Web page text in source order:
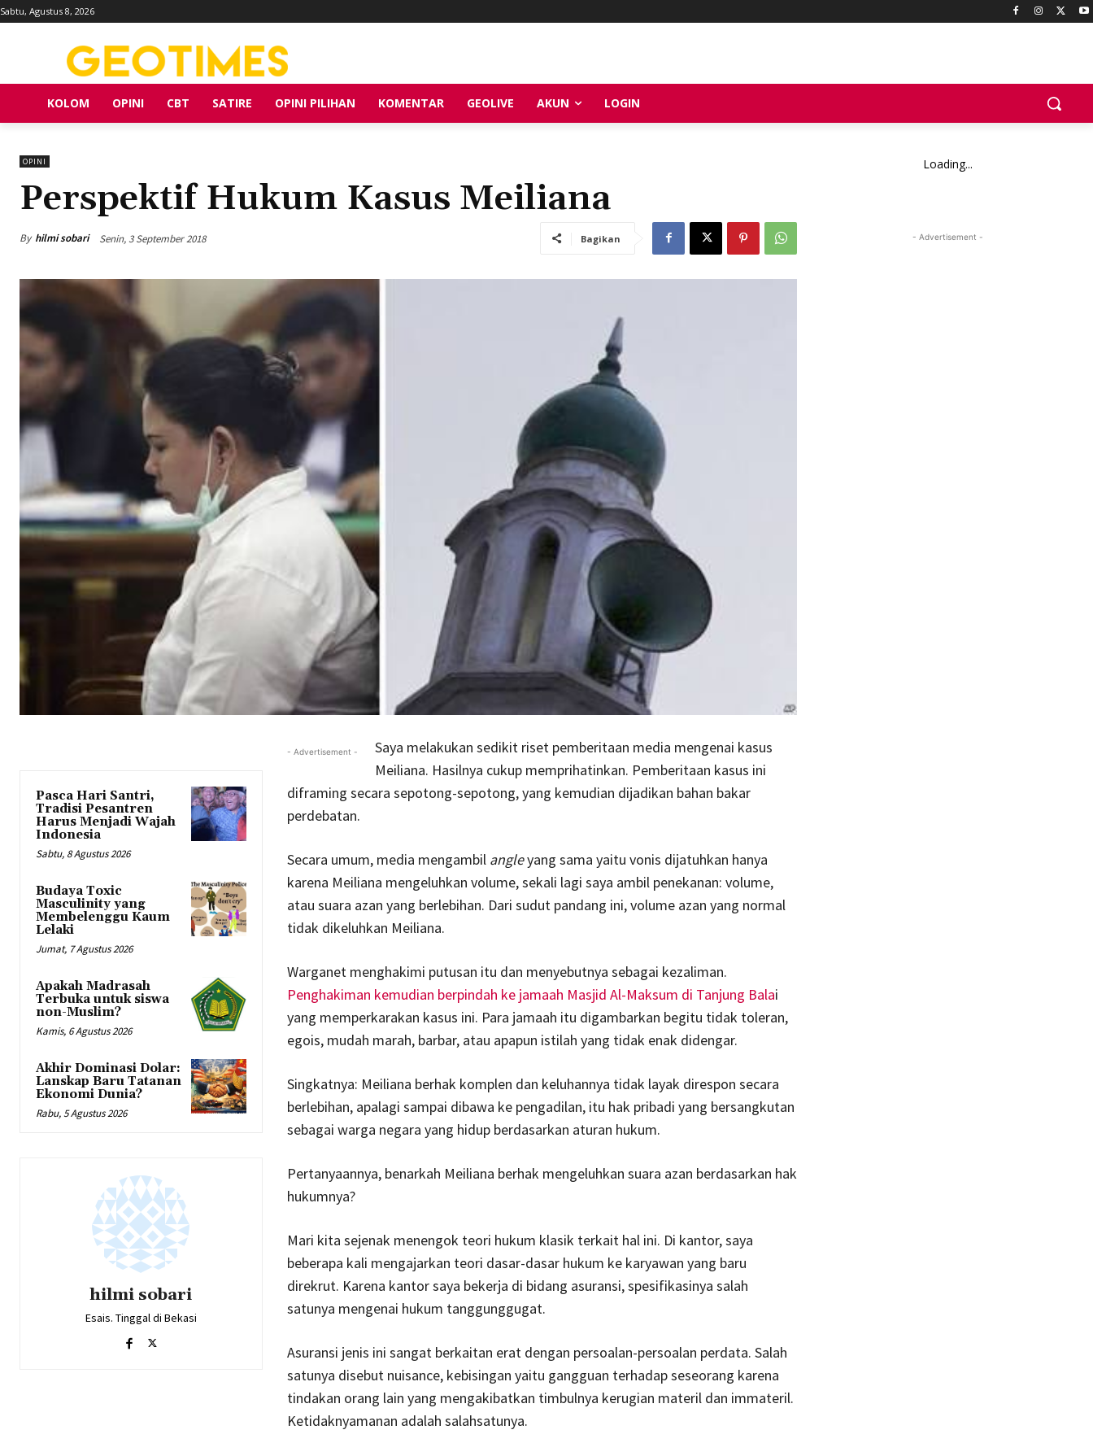
Sabtu, Agustus 8, 2026
KOLOM OPINI CBT SATIRE OPINI PILIHAN KOMENTAR GEOLIVE AKUN LOGIN
OPINI
Perspektif Hukum Kasus Meiliana
By hilmi sobari Senin, 3 September 2018 Bagikan
Pasca Hari Santri,
Tradisi Pesantren
Harus Menjadi Wajah
Indonesia
Sabtu, 8 Agustus 2026
Budaya Toxic
Masculinity yang
Membelenggu Kaum
Lelaki
Jumat, 7 Agustus 2026
Apakah Madrasah
Terbuka untuk siswa
non-Muslim?
Kamis, 6 Agustus 2026
Akhir Dominasi Dolar:
Lanskap Baru Tatanan
Ekonomi Dunia?
Rabu, 5 Agustus 2026
hilmi sobari
Esais. Tinggal di Bekasi
- Advertisement -
Saya melakukan sedikit riset pemberitaan media mengenai kasus
Meiliana. Hasilnya cukup memprihatinkan. Pemberitaan kasus ini
diframing secara sepotong-sepotong, yang kemudian dijadikan bahan bakar
perdebatan.
Secara umum, media mengambil angleyang sama yaitu vonis dijatuhkan hanya
karena Meiliana mengeluhkan volume, sekali lagi saya ambil penekanan: volume,
atau suara azan yang berlebihan. Dari sudut pandang ini, volume azan yang normal
tidak dikeluhkan Meiliana.
Warganet menghakimi putusan itu dan menyebutnya sebagai kezaliman.
Penghakiman kemudian berpindah ke jamaah Masjid Al-Maksum di Tanjung Balai
yang memperkarakan kasus ini. Para jamaah itu digambarkan begitu tidak toleran,
egois, mudah marah, barbar, atau apapun istilah yang tidak enak didengar.
Singkatnya: Meiliana berhak komplen dan keluhannya tidak layak direspon secara
berlebihan, apalagi sampai dibawa ke pengadilan, itu hak pribadi yang bersangkutan
sebagai warga negara yang hidup berdasarkan aturan hukum.
Pertanyaannya, benarkah Meiliana berhak mengeluhkan suara azan berdasarkan hak
hukumnya?
Mari kita sejenak menengok teori hukum klasik terkait hal ini. Di kantor, saya
beberapa kali mengajarkan teori dasar-dasar hukum ke karyawan yang baru
direkrut. Karena kantor saya bekerja di bidang asuransi, spesifikasinya salah
satunya mengenai hukum tanggunggugat.
Asuransi jenis ini sangat berkaitan erat dengan persoalan-persoalan perdata. Salah
satunya disebut nuisance, kebisingan yaitu gangguan terhadap seseorang karena
tindakan orang lain yang mengakibatkan timbulnya kerugian materil dan immateril.
Ketidaknyamanan adalah salahsatunya.
Loading...
- Advertisement -